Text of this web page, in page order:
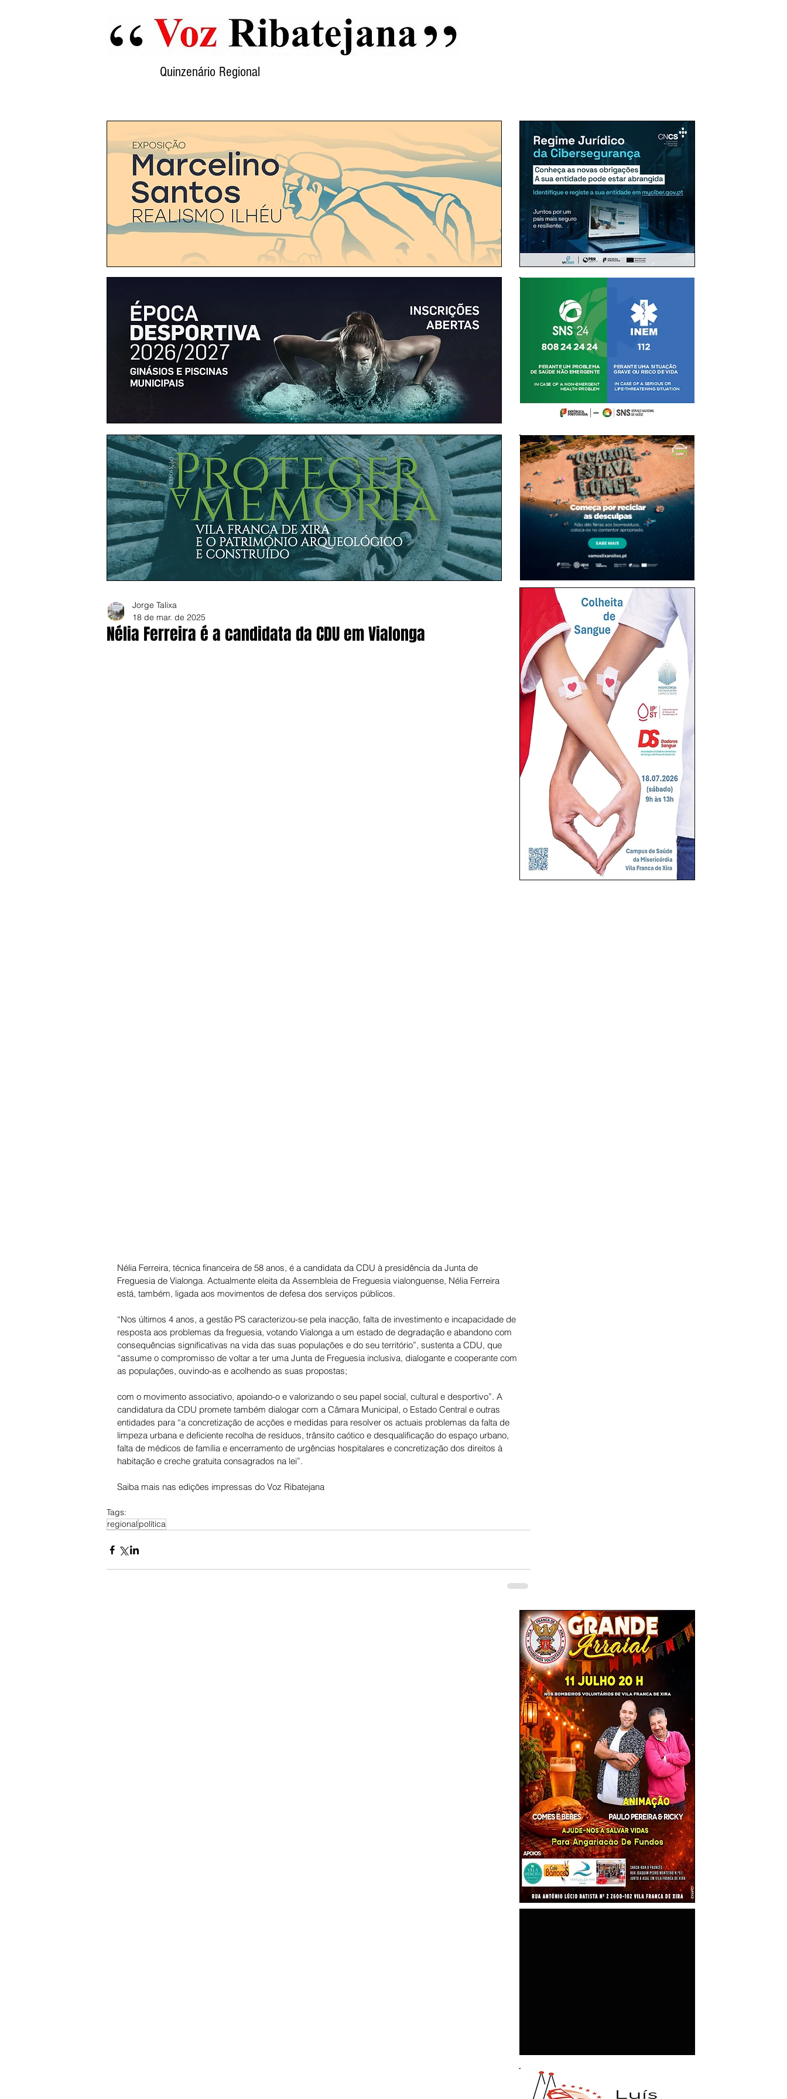
Quinzenário Regional
Nélia Ferreira é a candidata da CDU em Vialonga
Jorge Talixa
18 de mar. de 2025
Nélia Ferreira, técnica financeira de 58 anos, é a candidata da CDU à presidência da Junta de
Freguesia de Vialonga. Actualmente eleita da Assembleia de Freguesia vialonguense, Nélia Ferreira
está, também, ligada aos movimentos de defesa dos serviços públicos.
“Nos últimos 4 anos, a gestão PS caracterizou-se pela inacção, falta de investimento e incapacidade de
resposta aos problemas da freguesia, votando Vialonga a um estado de degradação e abandono com
consequências significativas na vida das suas populações e do seu território”, sustenta a CDU, que
“assume o compromisso de voltar a ter uma Junta de Freguesia inclusiva, dialogante e cooperante com
as populações, ouvindo-as e acolhendo as suas propostas;
com o movimento associativo, apoiando-o e valorizando o seu papel social, cultural e desportivo”. A
candidatura da CDU promete também dialogar com a Câmara Municipal, o Estado Central e outras
entidades para “a concretização de acções e medidas para resolver os actuais problemas da falta de
limpeza urbana e deficiente recolha de resíduos, trânsito caótico e desqualificação do espaço urbano,
falta de médicos de família e encerramento de urgências hospitalares e concretização dos direitos à
habitação e creche gratuita consagrados na lei”.
Saiba mais nas edições impressas do Voz Ribatejana
Tags:
regional política